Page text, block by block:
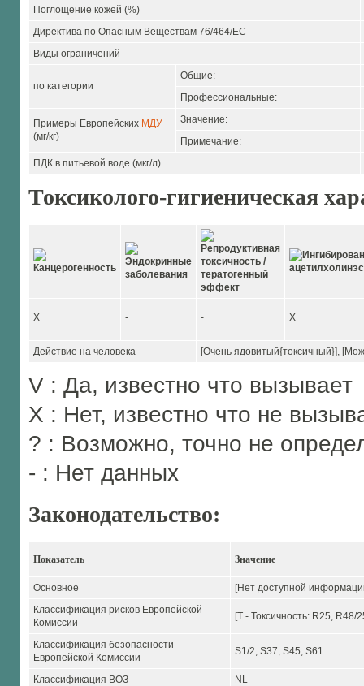
Поглощение кожей (%)
Директива по Опасным Веществам 76/464/ЕС
Виды ограничений
по категории
Общие:
Профессиональные:
Примеры Европейских МДУ
(мг/кг)
Значение:
Примечание:
ПДК в питьевой воде (мкг/л)
Токсиколого-гигиеническая
X - - X
Действие на человека [Очень ядовитый{токсичный}],
V : Да, известно что вызывает
X : Нет, известно что не
? : Возможно, точно не
- : Нет данных
Законодательство:
Показатель Значение
Основное
[Нет доступной
Классификация рисков Европейской
Комиссии
[T - Токсичность: R25,
Классификация безопасности
Европейской Комиссии
S1/2, S37, S45, S61
Классификация ВОЗ
NL